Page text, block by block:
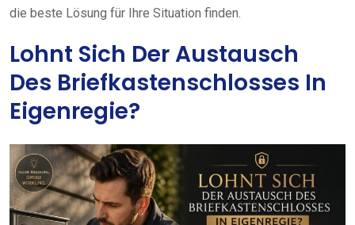
die beste Lösung für Ihre Situation finden.
Lohnt Sich Der Austausch
Des Briefkastenschlosses In
Eigenregie?